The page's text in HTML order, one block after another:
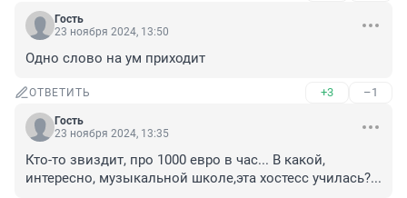
Гость
23 ноября 2024, 13:50
Одно слово на ум приходит
ОТВЕТИТЬ +3 –1
Гость
23 ноября 2024, 13:35
Кто-то звиздит, про 1000 евро в час... В какой,
интересно, музыкальной школе,эта хостесс училась?...